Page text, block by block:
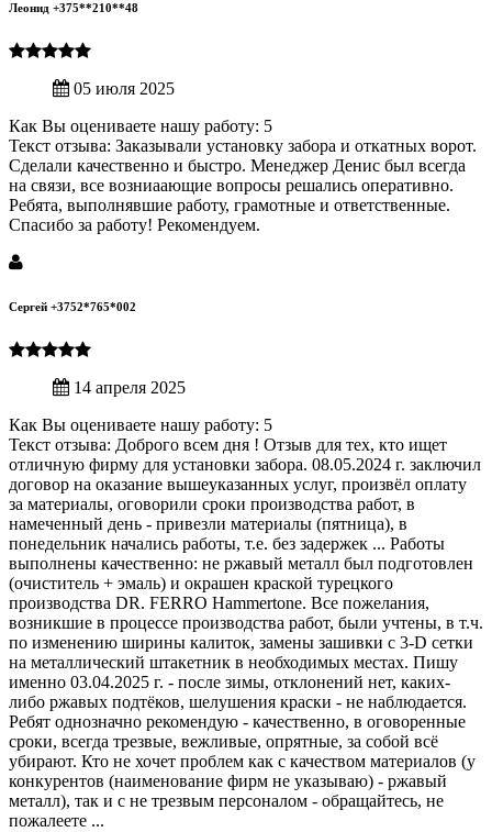
Леонид +375**210**48
05 июля 2025
Как Вы оцениваете нашу работу: 5
Текст отзыва: Заказывали установку забора и откатных ворот.
Сделали качественно и быстро. Менеджер Денис был всегда
на связи, все возниаающие вопросы решались оперативно.
Ребята, выполнявшие работу, грамотные и ответственные.
Спасибо за работу! Рекомендуем.
Сергей +3752*765*002
14 апреля 2025
Как Вы оцениваете нашу работу: 5
Текст отзыва: Доброго всем дня ! Отзыв для тех, кто ищет
отличную фирму для установки забора. 08.05.2024 г. заключил
договор на оказание вышеуказанных услуг, произвёл оплату
за материалы, оговорили сроки производства работ, в
намеченный день - привезли материалы (пятница), в
понедельник начались работы, т.е. без задержек ... Работы
выполнены качественно: не ржавый металл был подготовлен
(очиститель + эмаль) и окрашен краской турецкого
производства DR. FERRO Hammertone. Все пожелания,
возникшие в процессе производства работ, были учтены, в т.ч.
по изменению ширины калиток, замены зашивки с 3-D сетки
на металлический штакетник в необходимых местах. Пишу
именно 03.04.2025 г. - после зимы, отклонений нет, каких-
либо ржавых подтёков, шелушения краски - не наблюдается.
Ребят однозначно рекомендую - качественно, в оговоренные
сроки, всегда трезвые, вежливые, опрятные, за собой всё
убирают. Кто не хочет проблем как с качеством материалов (у
конкурентов (наименование фирм не указываю) - ржавый
металл), так и с не трезвым персоналом - обращайтесь, не
пожалеете ...